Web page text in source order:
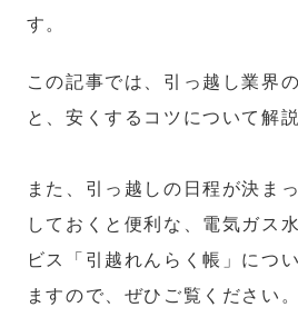
す。
この記事では、引っ越し業界
と、安くするコツについて解
また、引っ越しの日程が決ま
しておくと便利な、電気ガス
ビス「引越れんらく帳」につ
ますので、ぜひご覧ください。